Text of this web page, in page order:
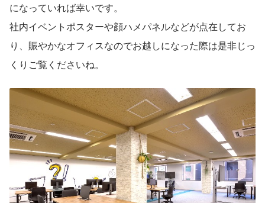
になっていれば幸いです。
社内イベントポスターや顔ハメパネルなどが点在してお
り、賑やかなオフィスなのでお越しになった際は是非じっ
くりご覧くださいね。